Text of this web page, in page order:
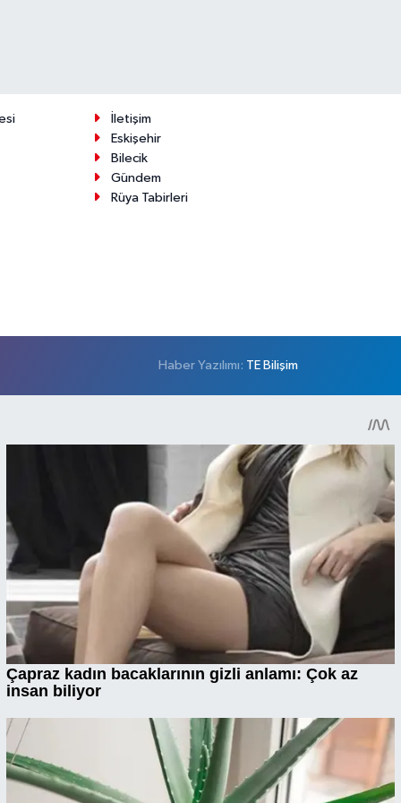
İletişim
Eskişehir
Bilecik
Gündem
Rüya Tabirleri
Haber Yazılımı: TE Bilişim